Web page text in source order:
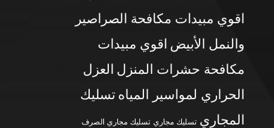
اقوي مبيدات مكافحة الصراصير
والنمل الأبيض اقوي مبيدات
مكافحة حشرات المنزل العزل
الحراري لمواسير المياه تسليك
المجاري تسليك مجاري تسليك مجاري الصرف